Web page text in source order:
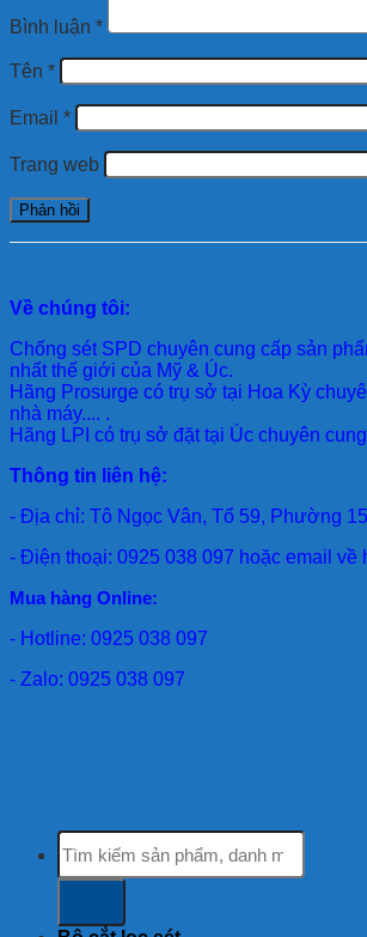
Bình luận *
Tên *
Email *
Trang web
Về chúng tôi:
Chống sét SPD chuyên cung cấp sản
nhất thế giới của Mỹ & Úc.
Hãng Prosurge có trụ sở tại Hoa Kỳ
nhà máy.... .
Hãng LPI có trụ sở đặt tại Úc chuyên
Thông tin liên hệ:
- Địa chỉ: Tô Ngọc Vân, Tổ 59, Phường
- Điện thoại: 0925 038 097 hoặc email
Mua hàng Online:
- Hotline: 0925 038 097
- Zalo: 0925 038 097
Tìm
kiếm: